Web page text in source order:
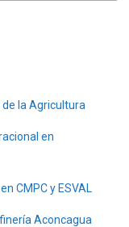
la Agricultura
en
CMPC y ESVAL
Aconcagua